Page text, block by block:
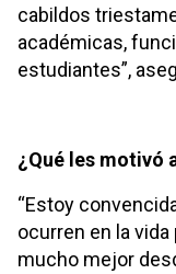
cabildos
académicas,
estudiantes”,
¿Qué les motivó
“Estoy
ocurren en la
mucho mejor